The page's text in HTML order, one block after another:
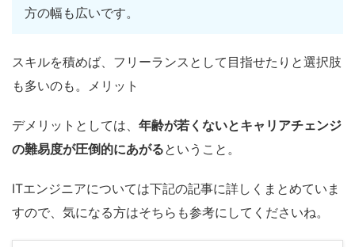
方の幅も広いです。
スキルを積めば、フリーランスとして目指せたりと選択肢
も多いのも。メリット
デメリットとしては、 年齢が若くないとキャリアチェンジ
の難易度が圧倒的にあがるということ。
ITエンジニアについては下記の記事に詳しくまとめていま
すので、気になる方はそちらも参考にしてくださいね。